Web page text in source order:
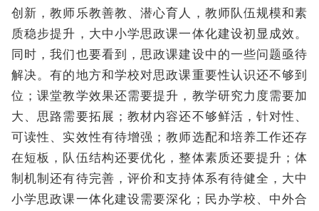
创新，教师乐教善教、潜心育人，教师队伍规模和素
质稳步提升，大中小学思政课一体化建设初显成效。
同时，我们也要看到，思政课建设中的一些问题亟待
解决。有的地方和学校对思政课重要性认识还不够到
位；课堂教学效果还需要提升，教学研究力度需要加
大、思路需要拓展；教材内容还不够鲜活，针对性、
可读性、实效性有待增强；教师选配和培养工作还存
在短板，队伍结构还要优化，整体素质还要提升；体
制机制还有待完善，评价和支持体系有待健全，大中
小学思政课一体化建设需要深化；民办学校、中外合